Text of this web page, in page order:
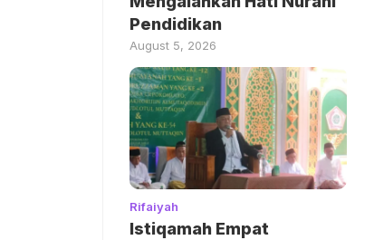
Pendidikan
August 5, 2026
Rifaiyah
Istiqamah Empat